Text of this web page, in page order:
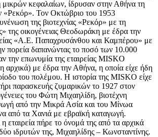
μικρών κεφαλαίων, ίδρυσαν στην Αθήνα τη
«Ρεκόρ». Τον Οκτώβριο του 1953
της βιοτεχνίας «Ρεκόρ» με τη
της οικογένειας Θεοδωράκη με έδρα την
«Α.Ε. Παπαχρυσάνθου και Καμπέρου» με
πορεία δαπανώντας το ποσό των 10.000
την επωνυμία της εταιρείας MISKO
με έδρα την Αθήνα, η οποία είχε ήδη
του πολέμου. Η ιστορία της MISKO είχε
παρασκευής ζυμαρικών το 1927 στον
του Φώτη Μιχαηλίδη, βιοτέχνη
από την Μικρά Ασία και του Μίνωα
από τα Χανιά με εβραϊκή καταγωγή.
εταιρεία πήρε το όνομά της από τα αρχικά
ιδρυτών της, Μιχαηλίδης – Κωνσταντίνης.